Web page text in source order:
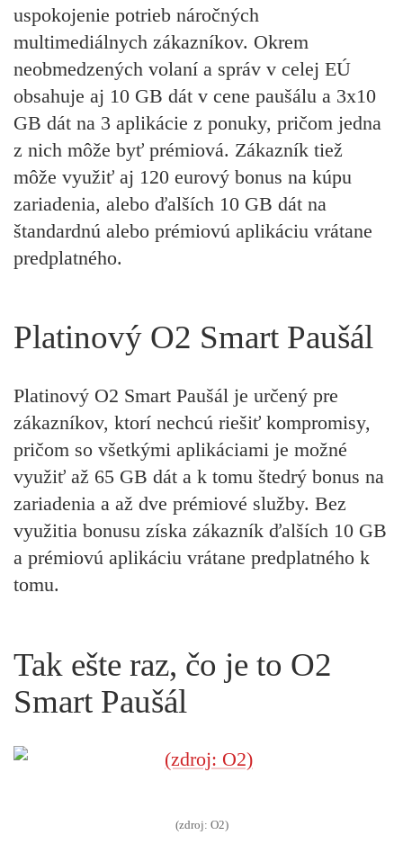
uspokojenie potrieb náročných
multimediálnych zákazníkov. Okrem
neobmedzených volaní a správ v celej EÚ
obsahuje aj 10 GB dát v cene paušálu a 3x10
GB dát na 3 aplikácie z ponuky, pričom jedna
z nich môže byť prémiová. Zákazník tiež
môže využiť aj 120 eurový bonus na kúpu
zariadenia, alebo ďalších 10 GB dát na
štandardnú alebo prémiovú aplikáciu vrátane
predplatného.
Platinový O2 Smart Paušál
Platinový O2 Smart Paušál je určený pre
zákazníkov, ktorí nechcú riešiť kompromisy,
pričom so všetkými aplikáciami je možné
využiť až 65 GB dát a k tomu štedrý bonus na
zariadenia a až dve prémiové služby. Bez
využitia bonusu získa zákazník ďalších 10 GB
a prémiovú aplikáciu vrátane predplatného k
tomu.
Tak ešte raz, čo je to O2
Smart Paušál
(zdroj: O2)